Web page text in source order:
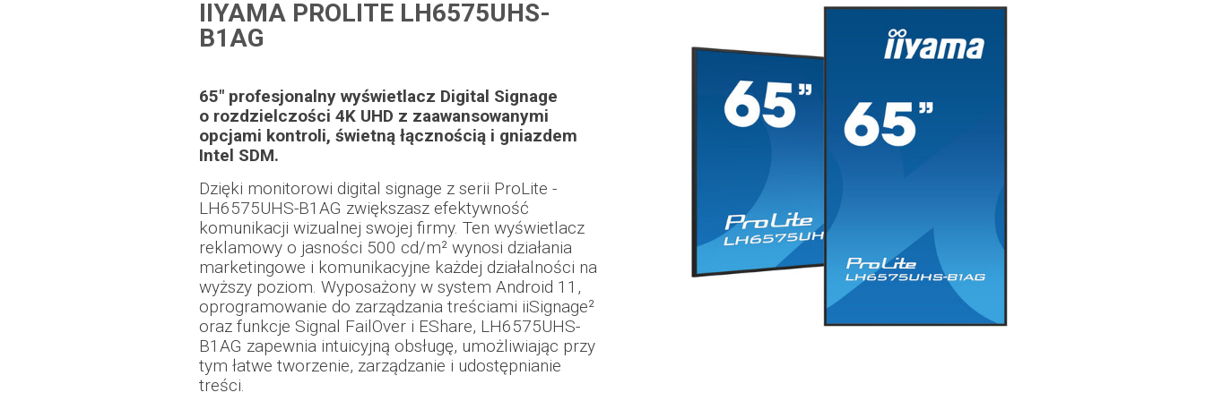
IIYAMA PROLITE LH6575UHS-
B1AG
65" profesjonalny wyświetlacz Digital Signage
o rozdzielczości 4K UHD z zaawansowanymi
opcjami kontroli, świetną łącznością i gniazdem
Intel SDM.
Dzięki monitorowi digital signage z serii ProLite -
LH6575UHS-B1AG zwiększasz efektywność
komunikacji wizualnej swojej firmy. Ten wyświetlacz
reklamowy o jasności 500 cd/m² wynosi działania
marketingowe i komunikacyjne każdej działalności na
wyższy poziom. Wyposażony w system Android 11,
oprogramowanie do zarządzania treściami iiSignage²
oraz funkcje Signal FailOver i EShare, LH6575UHS-
B1AG zapewnia intuicyjną obsługę, umożliwiając przy
tym łatwe tworzenie, zarządzanie i udostępnianie
treści.